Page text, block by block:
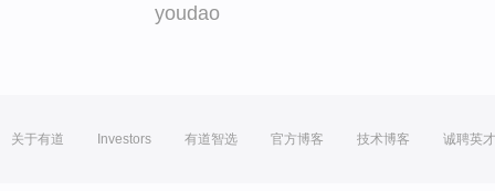
youdao
关于有道 Investors 有道智选 官方博客 技术博客 诚聘英才